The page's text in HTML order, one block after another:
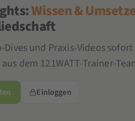
Wissen &
Dives und Praxis-Videos sofort
dem 121WATT-Trainer-
Einloggen